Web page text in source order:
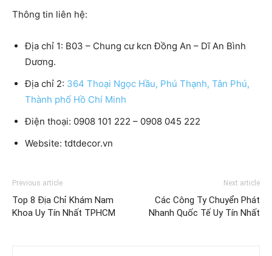
Thông tin liên hệ:
Địa chỉ 1: B03 – Chung cư kcn Đồng An – Dĩ An Bình
Dương.
Địa chỉ 2: 364 Thoại Ngọc Hầu, Phú Thạnh, Tân Phú,
Thành phố Hồ Chí Minh
Điện thoại: 0908 101 222 – 0908 045 222
Website: tdtdecor.vn
Previous article
Top 8 Địa Chỉ Khám Nam
Khoa Uy Tín Nhất TPHCM
Next article
Các Công Ty Chuyển Phát
Nhanh Quốc Tế Uy Tín Nhất